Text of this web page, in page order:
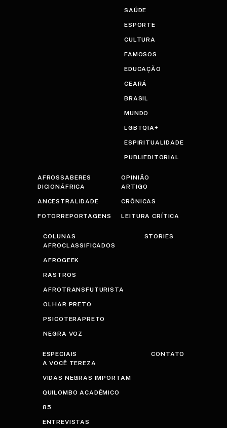
SAÚDE
ESPORTE
CULTURA
FAMOSOS
EDUCAÇÃO
CEARÁ
BRASIL
MUNDO
LGBTQIA+
ESPIRITUALIDADE
PUBLIEDITORIAL
AFROSSABERES
DICIONÁFRICA
ANCESTRALIDADE
FOTORREPORTAGENS
OPINIÃO
ARTIGO
CRÔNICAS
LEITURA CRÍTICA
COLUNAS
AFROCLASSIFICADOS
AFROGEEK
RASTROS
AFROTRANSFUTURISTA
OLHAR PRETO
PSICOTERAPRETO
NEGRA VOZ
STORIES
ESPECIAIS
A VOCÊ TEREZA
VIDAS NEGRAS IMPORTAM
QUILOMBO ACADÊMICO
85
ENTREVISTAS
CONTATO